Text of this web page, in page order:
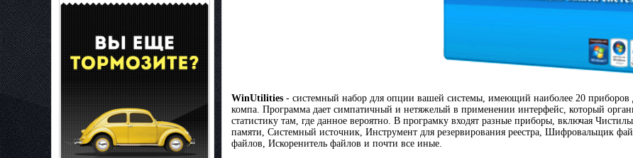
WinUtilities - системный набор для опции вашей системы, имеющий наиболее 20 приборов
компа. Программа дает симпатичный и нетяжелый в применении интерфейс, который
статистику там, где данное вероятно. В програмку входят разные приборы, включая
памяти, Системный источник, Инструмент для резервирования реестра, Шифровальщик
файлов, Искоренитель файлов и почти все иные.